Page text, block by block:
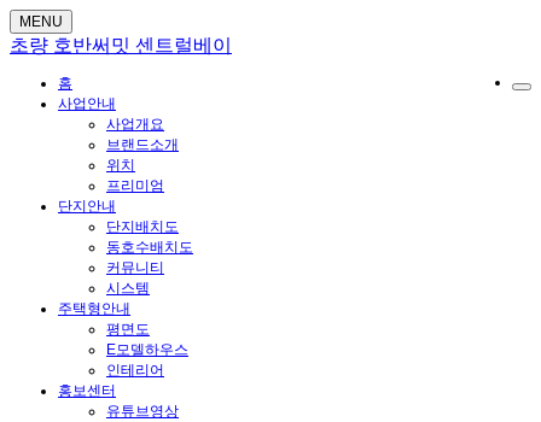
MENU
초량 호반써밋 센트럴베이
홈
사업안내
사업개요
브랜드소개
위치
프리미엄
단지안내
단지배치도
동호수배치도
커뮤니티
시스템
주택형안내
평면도
E모델하우스
인테리어
홍보센터
유튜브영상